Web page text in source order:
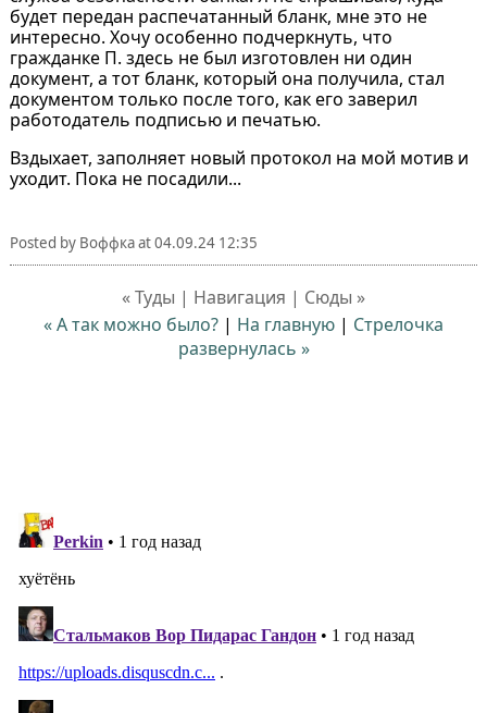
будет передан распечатанный бланк, мне это не
интересно. Хочу особенно подчеркнуть, что
гражданке П. здесь не был изготовлен ни один
документ, а тот бланк, который она получила, стал
документом только после того, как его заверил
работодатель подписью и печатью.
Вздыхает, заполняет новый протокол на мой мотив и
уходит. Пока не посадили...
Posted by Воффкаat04.09.24 12:35
« Туды | Навигация | Сюды »
« А так можно было? | На главную | Стрелочка
развернулась »